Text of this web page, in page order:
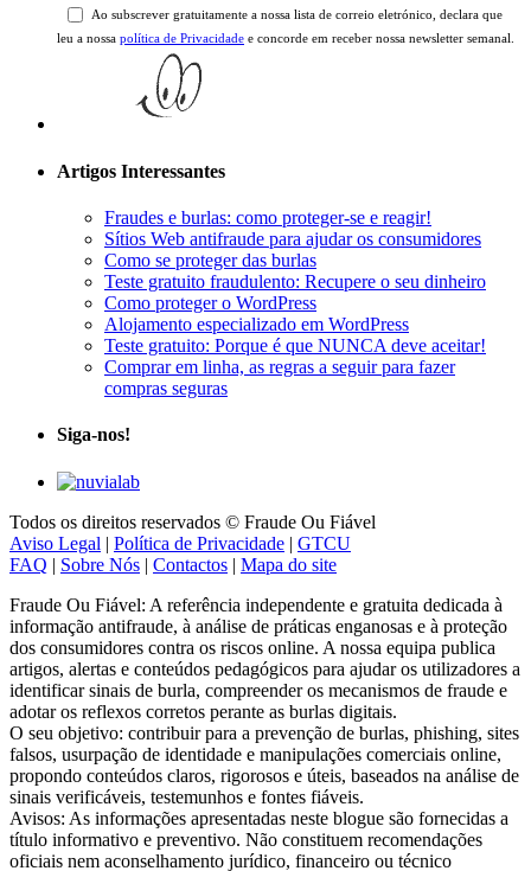
Ao subscrever gratuitamente a nossa lista de correio eletrónico, declara que
leu a nossa política de Privacidade e concorde em receber nossa newsletter semanal.
Artigos Interessantes
Fraudes e burlas: como proteger-se e reagir!
Sítios Web antifraude para ajudar os consumidores
Como se proteger das burlas
Teste gratuito fraudulento: Recupere o seu dinheiro
Como proteger o WordPress
Alojamento especializado em WordPress
Teste gratuito: Porque é que NUNCA deve aceitar!
Comprar em linha, as regras a seguir para fazer
compras seguras
Siga-nos!
Todos os direitos reservados © Fraude Ou Fiável
Aviso Legal | Política de Privacidade | GTCU
FAQ | Sobre Nós | Contactos | Mapa do site
Fraude Ou Fiável: A referência independente e gratuita dedicada à
informação antifraude, à análise de práticas enganosas e à proteção
dos consumidores contra os riscos online. A nossa equipa publica
artigos, alertas e conteúdos pedagógicos para ajudar os utilizadores a
identificar sinais de burla, compreender os mecanismos de fraude e
adotar os reflexos corretos perante as burlas digitais.
O seu objetivo: contribuir para a prevenção de burlas, phishing, sites
falsos, usurpação de identidade e manipulações comerciais online,
propondo conteúdos claros, rigorosos e úteis, baseados na análise de
sinais verificáveis, testemunhos e fontes fiáveis.
Avisos: As informações apresentadas neste blogue são fornecidas a
título informativo e preventivo. Não constituem recomendações
oficiais nem aconselhamento jurídico, financeiro ou técnico